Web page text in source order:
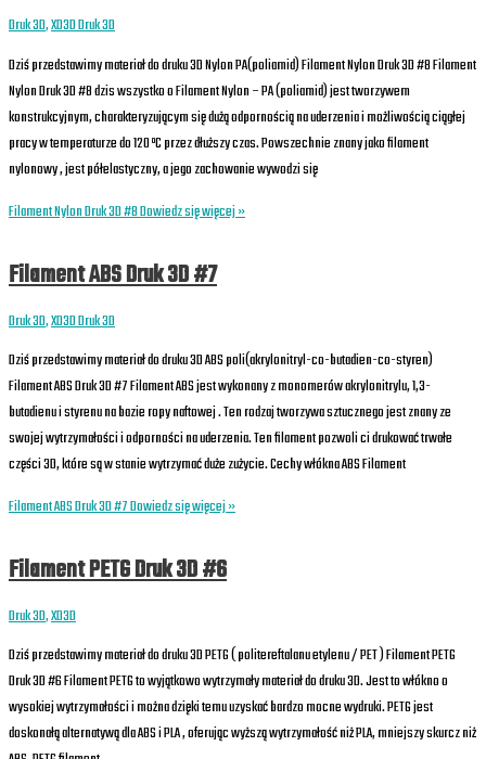
Druk 3D,XD3D Druk 3D
Dziś przedstawimy materiał do druku 3D Nylon PA(poliamid) Filament Nylon Druk 3D #8 Filament
Nylon Druk 3D #8 dzis wszystko o Filament Nylon – PA (poliamid) jest tworzywem
konstrukcyjnym, charakteryzującym się dużą odpornością na uderzenia i możliwością ciągłej
pracy w temperaturze do 120 ºC przez dłuższy czas. Powszechnie znany jako filament
nylonowy , jest półelastyczny, a jego zachowanie wywodzi się
Filament Nylon Druk 3D #8Dowiedz się więcej »
Filament ABS Druk 3D #7
Druk 3D,XD3D Druk 3D
Dziś przedstawimy materiał do druku 3D ABS poli(akrylonitryl-co-butadien-co-styren)
Filament ABS Druk 3D #7 Filament ABS jest wykonany z monomerów akrylonitrylu, 1,3-
butadienu i styrenu na bazie ropy naftowej . Ten rodzaj tworzywa sztucznego jest znany ze
swojej wytrzymałości i odporności na uderzenia. Ten filament pozwoli ci drukować trwałe
części 3D, które są w stanie wytrzymać duże zużycie. Cechy włókna ABS Filament
Filament ABS Druk 3D #7Dowiedz się więcej »
Filament PETG Druk 3D #6
Druk 3D,XD3D
Dziś przedstawimy materiał do druku 3D PETG ( politereftalanu etylenu / PET ) Filament PETG
Druk 3D #6 Filament PETG to wyjątkowo wytrzymały materiał do druku 3D. Jest to włókno o
wysokiej wytrzymałości i można dzięki temu uzyskać bardzo mocne wydruki. PETG jest
doskonałą alternatywą dla ABS i PLA , oferując wyższą wytrzymałość niż PLA, mniejszy skurcz niż